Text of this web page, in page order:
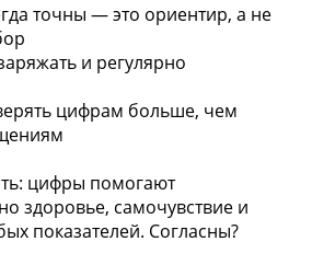
точны — это ориентир, а не
и регулярно
цифрам больше, чем
цифры помогают
здоровье, самочувствие и
показателей. Согласны?